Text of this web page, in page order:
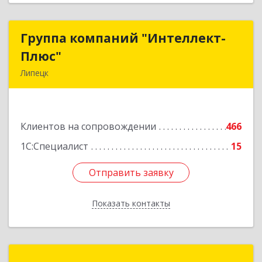
Группа компаний "Интеллект-
Плюс"
Липецк
Клиентов на сопровождении
466
1С:Специалист
15
Отправить заявку
Показать контакты
Группа компаний "Интеллект-
Подробнее
Отправить заявку
Назад